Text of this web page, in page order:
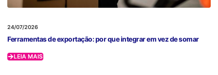
24/07/2026
Ferramentas de exportação: por que integrar em vez de somar
LEIA MAIS